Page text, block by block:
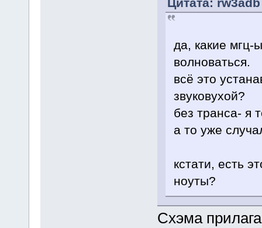
Цитата:
да, какие мгц-
волноваться.
всё это
звуковухой?
без транса- я
а то уже
кстати, есть
ноуты?
Схэма